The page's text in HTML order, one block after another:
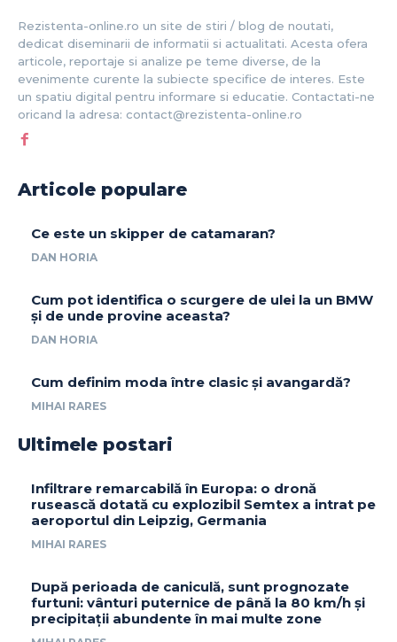
Rezistenta-online.ro un site de stiri / blog de noutati,
dedicat diseminarii de informatii si actualitati. Acesta ofera
articole, reportaje si analize pe teme diverse, de la
evenimente curente la subiecte specifice de interes. Este
un spatiu digital pentru informare si educatie. Contactati-ne
oricand la adresa: contact@rezistenta-online.ro
Articole populare
Ce este un skipper de catamaran?
DAN HORIA
Cum pot identifica o scurgere de ulei la un BMW
și de unde provine aceasta?
DAN HORIA
Cum definim moda între clasic și avangardă?
MIHAI RARES
Ultimele postari
Infiltrare remarcabilă în Europa: o dronă
rusească dotată cu explozibil Semtex a intrat pe
aeroportul din Leipzig, Germania
MIHAI RARES
După perioada de caniculă, sunt prognozate
furtuni: vânturi puternice de până la 80 km/h și
precipitații abundente în mai multe zone